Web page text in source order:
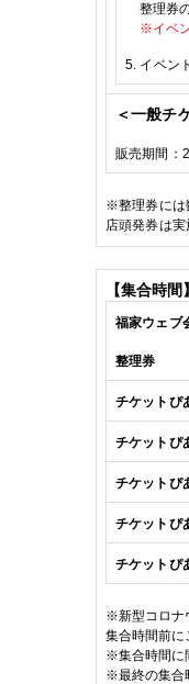
整理券
※イベ
5. イベン
＜一般チ
販売期間：
※整理券には
店頭発券は実
【集合時間】
福家ウェブ
整理券
チケットぴ
チケットぴ
チケットぴ
チケットぴ
チケットぴ
※新型コロナ
集合時間前に
※集合時間に
※最終の集合